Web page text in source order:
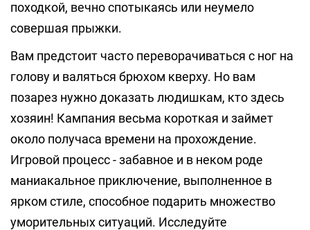
походкой, вечно спотыкаясь или неумело
совершая прыжки.
Вам предстоит часто переворачиваться с ног на
голову и валяться брюхом кверху. Но вам
позарез нужно доказать людишкам, кто здесь
хозяин! Кампания весьма короткая и займет
около получаса времени на прохождение.
Игровой процесс - забавное и в неком роде
маниакальное приключение, выполненное в
ярком стиле, способное подарить множество
уморительных ситуаций. Исследуйте